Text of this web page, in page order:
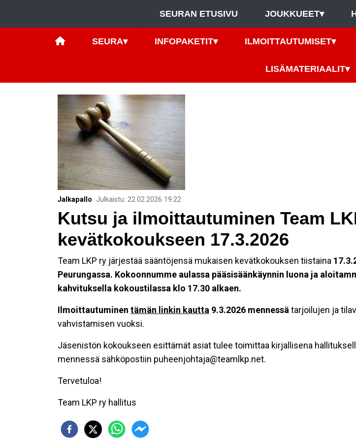
SEURAN ETUSIVU JOUKKUEET▾
SEURA▾ INFOPAKETIT▾ ILMOITTAUTUMISET▾
LISÄMATERIAALIT▾
Jalkapallo Julkaistu: 22.02.2026 19.22
Kutsu ja ilmoittautuminen Team
kevätkokoukseen 17.3.2026
Team LKP ry järjestää sääntöjensä mukaisen kevätkokouksen tiistaina
Peurungassa. Kokoonnumme aulassa pääsisäänkäynnin luona ja
kahvituksella kokoustilassa klo 17.30 alkaen.
Ilmoittautuminen tämän linkin kautta 9.3.2026 mennessä tarjoilujen ja
vahvistamisen vuoksi.
Jäsenistön kokoukseen esittämät asiat tulee toimittaa kirjallisena
mennessä sähköpostiin puheenjohtaja@teamlkp.net.
Tervetuloa!
Team LKP ry hallitus